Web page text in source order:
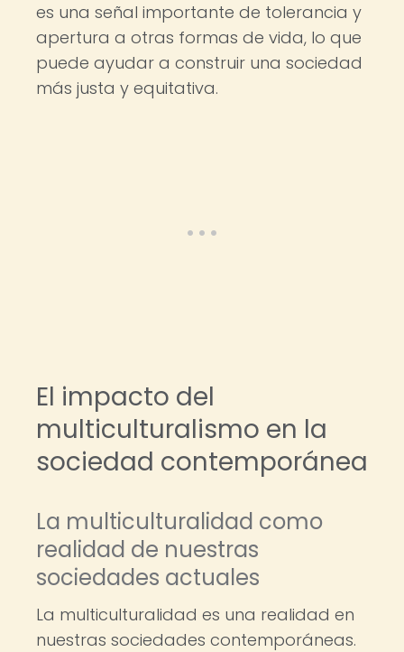
es una señal importante de tolerancia y
apertura a otras formas de vida, lo que
puede ayudar a construir una sociedad
más justa y equitativa.
El impacto del
multiculturalismo en la
sociedad contemporánea
La multiculturalidad como
realidad de nuestras
sociedades actuales
La multiculturalidad es una realidad en
nuestras sociedades contemporáneas.